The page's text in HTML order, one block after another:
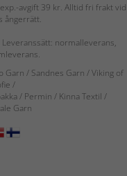
avgift 39 kr. Alltid fri frakt vid
ångerrätt.
normalleverans,
Garn / Sandnes Garn / Viking of
/
/ Permin / Kinna Textil /
Garn